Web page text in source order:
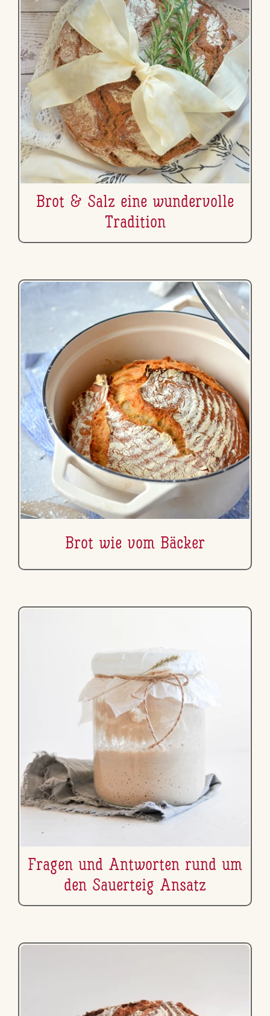
Brot & Salz eine wun­der­vol­le
Tradition
Brot wie vom Bäcker
Fragen und Antworten rund um
den Sauerteig Ansatz